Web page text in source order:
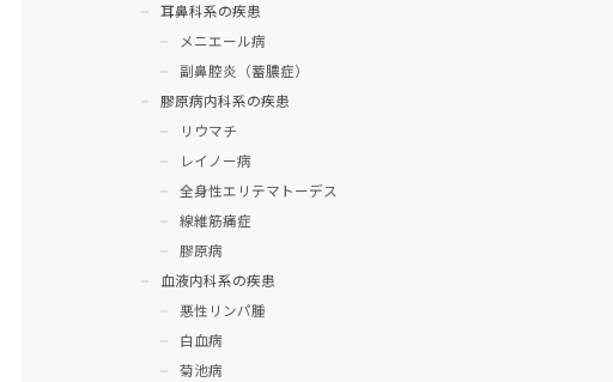
耳鼻科系の疾患
メニエール病
副鼻腔炎（蓄膿症）
膠原病内科系の疾患
リウマチ
レイノー病
全身性エリテマトーデス
線維筋痛症
膠原病
血液内科系の疾患
悪性リンパ腫
白血病
菊池病